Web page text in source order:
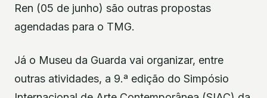
Ren (05 de junho) são outras propostas
agendadas para o TMG.
Já o Museu da Guarda vai organizar, entre
outras atividades, a 9.ª edição do Simpósio